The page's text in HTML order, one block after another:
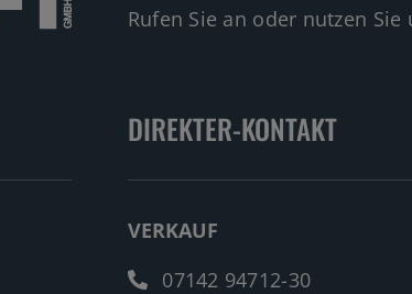
Rufen Sie an oder nutzen
DIREKTER-KONTAKT
VERKAUF
07142 94712-30